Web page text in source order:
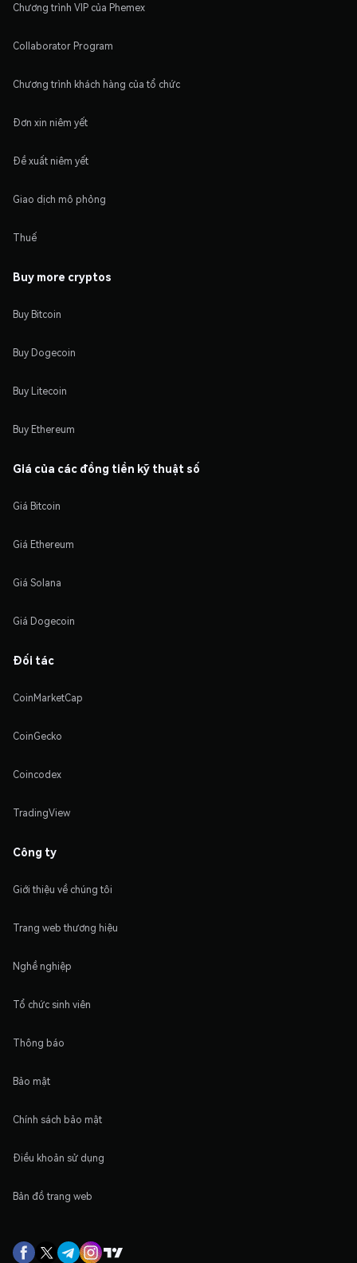
Chương trình VIP của Phemex
Collaborator Program
Chương trình khách hàng của tổ chức
Đơn xin niêm yết
Đề xuất niêm yết
Giao dịch mô phỏng
Thuế
Buy more cryptos
Buy Bitcoin
Buy Dogecoin
Buy Litecoin
Buy Ethereum
Giá của các đồng tiền kỹ thuật số
Giá Bitcoin
Giá Ethereum
Giá Solana
Giá Dogecoin
Đối tác
CoinMarketCap
CoinGecko
Coincodex
TradingView
Công ty
Giới thiệu về chúng tôi
Trang web thương hiệu
Nghề nghiệp
Tổ chức sinh viên
Thông báo
Bảo mật
Chính sách bảo mật
Điều khoản sử dụng
Bản đồ trang web